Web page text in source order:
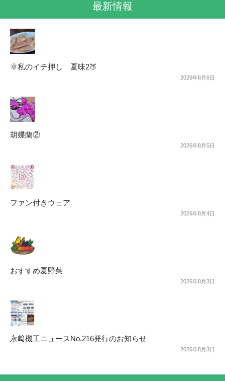
最新情報
🌞私のイチ押し 夏味2🍑
2026年8月6日
胡蝶蘭②
2026年8月5日
ファン付きウェア
2026年8月4日
おすすめ夏野菜
2026年8月3日
永﨑機工ニュースNo.216発行のお知らせ
2026年8月3日